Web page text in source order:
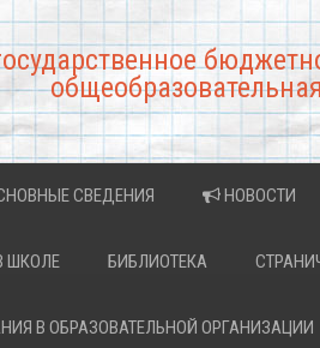
СВЕДЕНИЯ НОВОСТИ
ШКОЛЕ БИБЛИОТЕКА
В ОБРАЗОВАТЕЛЬНОЙ ОРГАНИЗАЦИИ